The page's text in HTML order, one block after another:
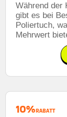
Während der
gibt es bei
Poliertuch,
Mehrwert
10%RABATT